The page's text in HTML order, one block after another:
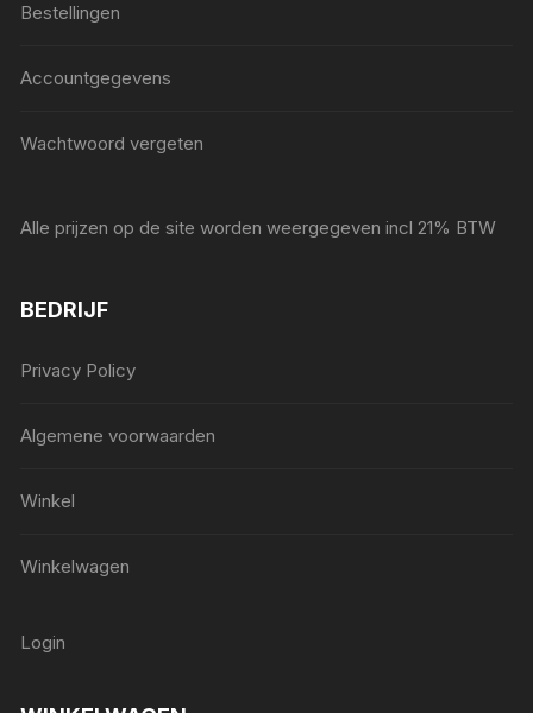
Bestellingen
Accountgegevens
Wachtwoord vergeten
Alle prijzen op de site worden weergegeven incl 21% BTW
BEDRIJF
Privacy Policy
Algemene voorwaarden
Winkel
Winkelwagen
Login